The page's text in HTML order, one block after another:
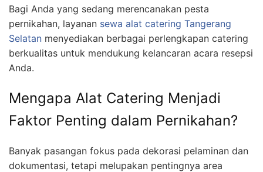
Bagi Anda yang sedang merencanakan pesta
pernikahan, layanan sewa alat catering Tangerang
Selatan menyediakan berbagai perlengkapan catering
berkualitas untuk mendukung kelancaran acara resepsi
Anda.
Mengapa Alat Catering Menjadi
Faktor Penting dalam Pernikahan?
Banyak pasangan fokus pada dekorasi pelaminan dan
dokumentasi, tetapi melupakan pentingnya area